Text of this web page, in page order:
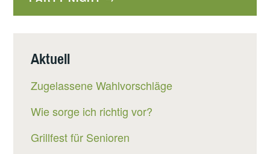
Aktuell
Zugelassene Wahlvorschläge
Wie sorge ich richtig vor?
Grillfest für Senioren